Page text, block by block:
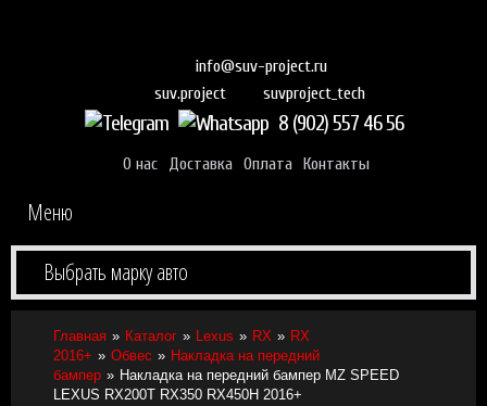
info@suv-project.ru
suv.project
suvproject_tech
8 (902) 557 46 56
О нас Доставка Оплата Контакты
Меню
Выбрать марку авто
Главная Каталог Lexus RX
RX
2016+
Обвес
Накладка на передний
бампер
Накладка на передний бампер MZ SPEED
LEXUS RX200T RX350 RX450H 2016+